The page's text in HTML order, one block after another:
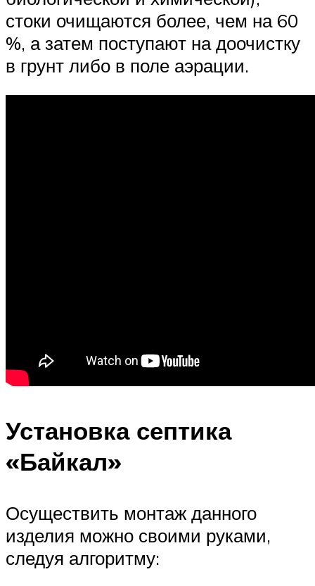
стоки очищаются более, чем на 60
%, а затем поступают на доочистку
в грунт либо в поле аэрации.
Установка септика
«Байкал»
Осуществить монтаж данного
изделия можно своими руками,
следуя алгоритму: